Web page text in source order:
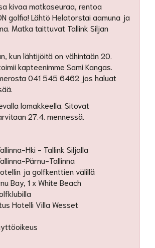
kivaa matkaseuraa, rentoa
golfia! Lähtö Helatorstai aamuna ja
Matka taittuvat Tallink Siljan
kun lähtijöitä on vähintään 20.
kapteenimme Sami Kangas.
041 545 6462 jos haluat
lomakkeella. Sitovat
27.4. mennessä.
Hki - Tallink Siljalla
Pärnu-Tallinna
ja golfkenttien välillä
Bay, 1 x White Beach
Hotelli Villa Wesset